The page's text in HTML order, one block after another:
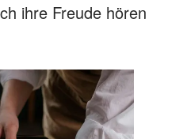
ihre Freude hören